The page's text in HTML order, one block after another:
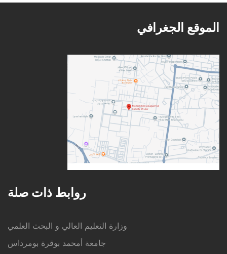
الموقع الجغرافي
روابط ذات صلة
وزارة التعليم العالي و البحث العلمي
جامعة أمحمد بوقرة بومرداس